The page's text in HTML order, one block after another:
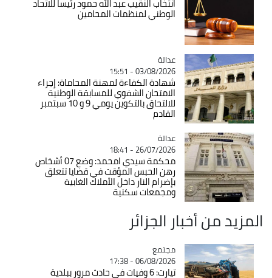
انتخاب النقيب عبد الله حمود رئيسا للاتحاد
الوطني لمنظمات المحامين
Catégorie
عدالة
03/08/2026 - 15:51
شهادة الكفاءة لمهنة المحاماة: إجراء
الامتحان الشفوي للمسابقة الوطنية
للالتحاق بالتكوين يومي 9 و 10 سبتمبر
القادم
Catégorie
عدالة
26/07/2026 - 18:41
محكمة سيدي امحمد: وضع 07 أشخاص
رهن الحبس المؤقت في قضايا تتعلق
بإضرام النار داخل الأملاك الغابية
ومجمعات سكنية
المزيد من أخبار الجزائر
Catégorie
مجتمع
06/08/2026 - 17:38
تيارت: 6 وفيات في حادث مرور ببلدية